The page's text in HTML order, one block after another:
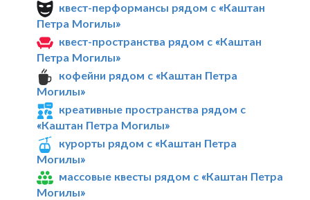
квест-перформансы рядом с «Каштан
Петра Могилы»
квест-пространства рядом с «Каштан
Петра Могилы»
кофейни рядом с «Каштан Петра
Могилы»
креативные пространства рядом с
«Каштан Петра Могилы»
курорты рядом с «Каштан Петра
Могилы»
массовые квесты рядом с «Каштан Петра
Могилы»